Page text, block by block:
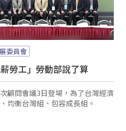
委員會
勞工」勞動部說了算
顧問會議3日登場，為了台灣經濟
均衡台灣組、包容成長組。